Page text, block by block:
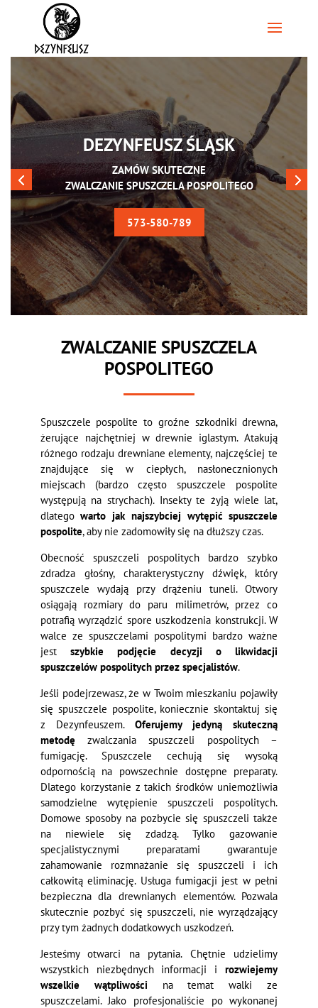
DEZYNFEUSZ ŚLĄSK
ZAMÓW SKUTECZNE
ZWALCZANIE SPUSZCZELA POSPOLITEGO
573-580-789
ZWALCZANIE SPUSZCZELA
POSPOLITEGO
Spuszczele pospolite to groźne szkodniki drewna,
żerujące najchętniej w drewnie iglastym. Atakują
różnego rodzaju drewniane elementy, najczęściej te
znajdujące się w ciepłych, nasłonecznionych
miejscach (bardzo często spuszczele pospolite
występują na strychach). Insekty te żyją wiele lat,
dlategowarto jak najszybciej wytępić spuszczele
pospolite, aby nie zadomowiły się na dłuższy czas.
Obecność spuszczeli pospolitych bardzo szybko
zdradza głośny, charakterystyczny dźwięk, który
spuszczele wydają przy drążeniu tuneli. Otwory
osiągają rozmiary do paru milimetrów, przez co
potrafią wyrządzić spore uszkodzenia konstrukcji. W
walce ze spuszczelami pospolitymi bardzo ważne
jestszybkie podjęcie decyzji o likwidacji
spuszczelów pospolitych przez specjalistów.
Jeśli podejrzewasz, że w Twoim mieszkaniu pojawiły
się spuszczele pospolite, koniecznie skontaktuj się
z Dezynfeuszem. Oferujemy jedyną skuteczną
metodę zwalczania spuszczeli pospolitych –
fumigację. Spuszczele cechują się wysoką
odpornością na powszechnie dostępne preparaty.
Dlatego korzystanie z takich środków uniemożliwia
samodzielne wytępienie spuszczeli pospolitych.
Domowe sposoby na pozbycie się spuszczeli także
na niewiele się zdadzą. Tylko gazowanie
specjalistycznymi preparatami gwarantuje
zahamowanie rozmnażanie się spuszczeli i ich
całkowitą eliminację. Usługa fumigacji jest w pełni
bezpieczna dla drewnianych elementów. Pozwala
skutecznie pozbyć się spuszczeli, nie wyrządzający
przy tym żadnych dodatkowych uszkodzeń.
Jesteśmy otwarci na pytania. Chętnie udzielimy
wszystkich niezbędnych informacji irozwiejemy
wszelkie wątpliwości na temat walki ze
spuszczelami. Jako profesjonaliście po wykonanej